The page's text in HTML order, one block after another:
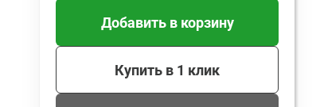
Добавить в корзину
Купить в 1 клик